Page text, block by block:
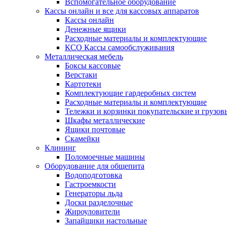
Вспомогательное оборудование
Кассы онлайн и все для кассовых аппаратов
Кассы онлайн
Денежные ящики
Расходные материалы и комплектующие
КСО Кассы самообслуживания
Металлическая мебель
Боксы кассовые
Верстаки
Картотеки
Комплектующие гардеробных систем
Расходные материалы и комплектующие
Тележки и корзинки покупательские и
Шкафы металлические
Ящики почтовые
Скамейки
Клининг
Поломоечные машины
Оборудование для общепита
Водоподготовка
Гастроемкости
Генераторы льда
Доски разделочные
Жироуловители
Запайщики настольные